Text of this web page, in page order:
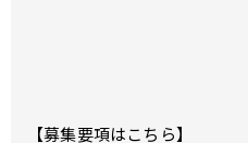
【募集要項はこちら】